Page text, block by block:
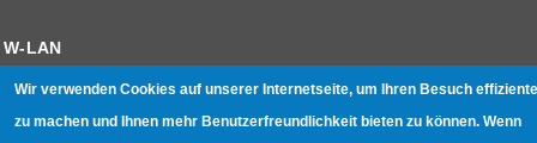
W-LAN
Bestenliste
Geräte mit Aufnahmefunktion
Wir verwenden Cookies auf unserer Internetseite, um Ihren Besuch
zu machen und Ihnen mehr Benutzerfreundlichkeit bieten zu können. Wenn